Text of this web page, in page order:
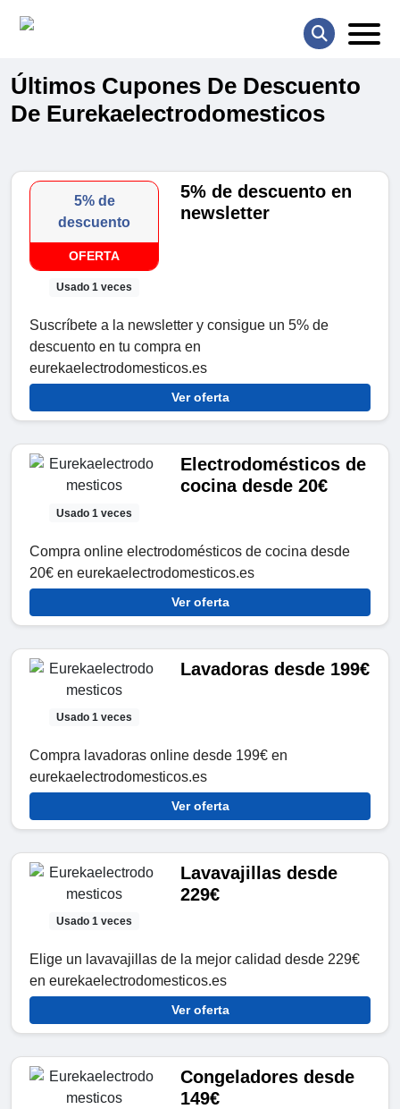
Últimos Cupones De Descuento
De Eurekaelectrodomesticos
5% de
descuento
OFERTA
Usado 1 veces
5% de descuento en
newsletter
Suscríbete a la newsletter y consigue un 5% de
descuento en tu compra en
eurekaelectrodomesticos.es
Ver oferta
Usado 1 veces
Electrodomésticos de
cocina desde 20€
Compra online electrodomésticos de cocina desde
20€ en eurekaelectrodomesticos.es
Ver oferta
Usado 1 veces
Lavadoras desde 199€
Compra lavadoras online desde 199€ en
eurekaelectrodomesticos.es
Ver oferta
Usado 1 veces
Lavavajillas desde
229€
Elige un lavavajillas de la mejor calidad desde 229€
en eurekaelectrodomesticos.es
Ver oferta
Congeladores desde
149€